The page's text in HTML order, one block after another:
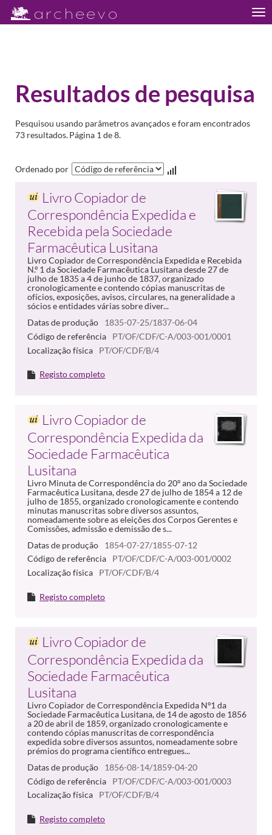
Resultados de pesquisa
Pesquisou usando parâmetros avançados e foram encontrados
73 resultados.Página 1 de 8.
Ordenado por
Livro Copiador de
Correspondência Expedida e
Recebida pela Sociedade
Farmacêutica Lusitana
Livro Copiador de Correspondência Expedida e Recebida
N.º 1 da Sociedade Farmacêutica Lusitana desde 27 de
julho de 1835 a 4 de junho de 1837, organizado
cronologicamente e contendo cópias manuscritas de
ofícios, exposições, avisos, circulares, na generalidade a
sócios e entidades várias sobre diver...
Datas de produção
1835-07-25/1837-06-04
Código de referência
PT/OF/CDF/C-A/003-001/0001
Localização física
PT/OF/CDF/B/4
Registo completo
Livro Copiador de
Correspondência Expedida da
Sociedade Farmacêutica
Lusitana
Livro Minuta de Correspondência do 20º ano da Sociedade
Farmacêutica Lusitana, desde 27 de julho de 1854 a 12 de
julho de 1855, organizado cronologicamente e contendo
minutas manuscritas sobre diversos assuntos,
nomeadamente sobre as eleições dos Corpos Gerentes e
Comissões, admissão e demissão de s...
Datas de produção
1854-07-27/1855-07-12
Código de referência
PT/OF/CDF/C-A/003-001/0002
Localização física
PT/OF/CDF/B/4
Registo completo
Livro Copiador de
Correspondência Expedida da
Sociedade Farmacêutica
Lusitana
Livro Copiador de Correspondência Expedida Nº1 da
Sociedade Farmacêutica Lusitana, de 14 de agosto de 1856
a 20 de abril de 1859, organizado cronologicamente e
contendo cópias manuscritas de correspondência
expedida sobre diversos assuntos, nomeadamente sobre
prémios do programa científico entregues...
Datas de produção
1856-08-14/1859-04-20
Código de referência
PT/OF/CDF/C-A/003-001/0003
Localização física
PT/OF/CDF/B/4
Registo completo